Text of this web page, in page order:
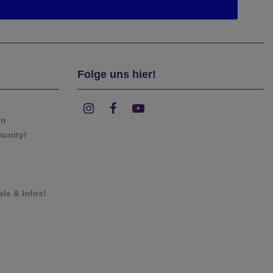
& Infos!
Folge uns hier!